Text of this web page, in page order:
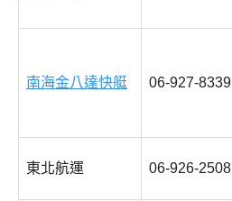
南海金八達快艇 06-927-8339
東北航運 06-926-2508